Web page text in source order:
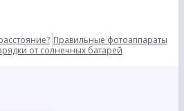
Правильные фотоаппараты
от солнечных батарей